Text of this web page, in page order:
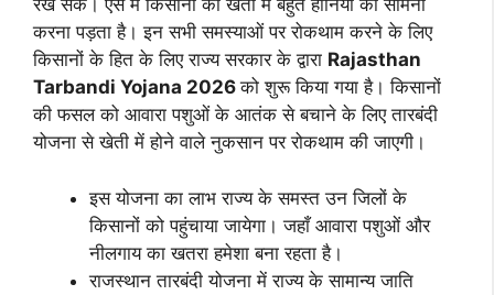
रख सके। ऐसे में किसानों को खेती में बहुत हानियों का सामना
करना पड़ता है। इन सभी समस्याओं पर रोकथाम करने के लिए
किसानों के हित के लिए राज्य सरकार के द्वारा Rajasthan
Tarbandi Yojana 2026को शुरू किया गया है। किसानों
की फसल को आवारा पशुओं के आतंक से बचाने के लिए तारबंदी
योजना से खेती में होने वाले नुकसान पर रोकथाम की जाएगी।
इस योजना का लाभ राज्य के समस्त उन जिलों के
किसानों को पहुंचाया जायेगा। जहाँ आवारा पशुओं और
नीलगाय का खतरा हमेशा बना रहता है।
राजस्थान तारबंदी योजना में राज्य के सामान्य जाति